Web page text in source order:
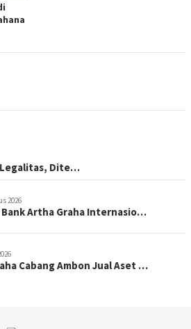
Legalitas, Dite…
2026
Bank Artha Graha Internasio…
Cabang Ambon Jual Aset …